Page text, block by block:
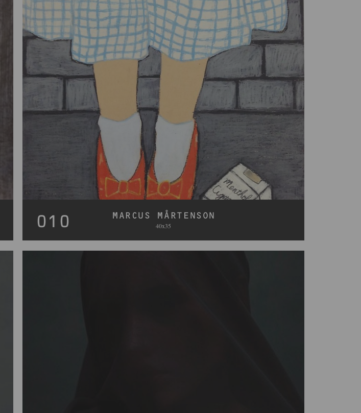
010 MARCUS MÅRTENSON
40x35